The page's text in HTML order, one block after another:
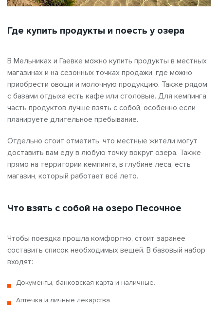
Где купить продукты и поесть у озера
В Мельниках и Гаевке можно купить продукты в местных
магазинах и на сезонных точках продажи, где можно
приобрести овощи и молочную продукцию. Также рядом
с базами отдыха есть кафе или столовые. Для кемпинга
часть продуктов лучше взять с собой, особенно если
планируете длительное пребывание.
Отдельно стоит отметить, что местные жители могут
доставить вам еду в любую точку вокруг озера. Также
прямо на территории кемпинга, в глубине леса, есть
магазин, который работает всё лето.
Что взять с собой на озеро Песочное
Чтобы поездка прошла комфортно, стоит заранее
составить список необходимых вещей. В базовый набор
входят:
Документы, банковская карта и наличные.
Аптечка и личные лекарства.